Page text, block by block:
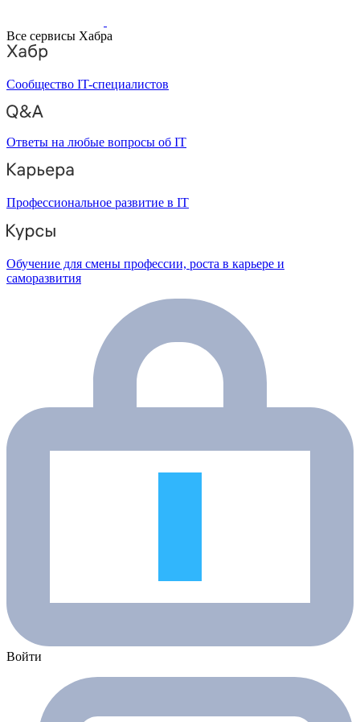
Все сервисы Хабра
Сообщество IT-специалистов
Ответы на любые вопросы об IT
Профессиональное развитие в IT
Обучение для смены профессии, роста в карьере и
саморазвития
Войти